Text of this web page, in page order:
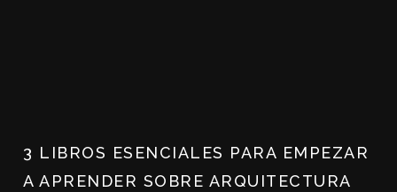
3 LIBROS ESENCIALES PARA EMPEZAR
A APRENDER SOBRE ARQUITECTURA